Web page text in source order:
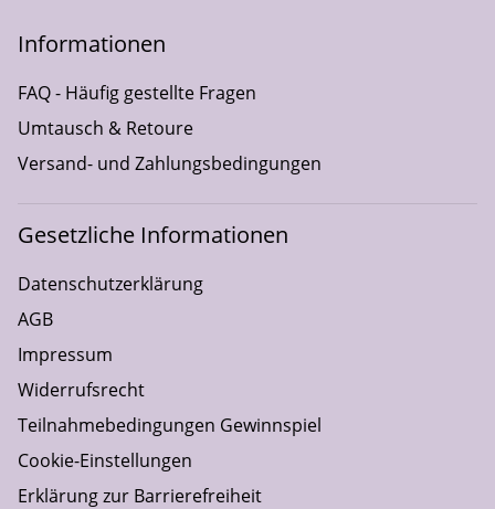
Informationen
FAQ - Häufig gestellte Fragen
Umtausch & Retoure
Versand- und Zahlungsbedingungen
Gesetzliche Informationen
Datenschutzerklärung
AGB
Impressum
Widerrufsrecht
Teilnahmebedingungen Gewinnspiel
Cookie-Einstellungen
Erklärung zur Barrierefreiheit